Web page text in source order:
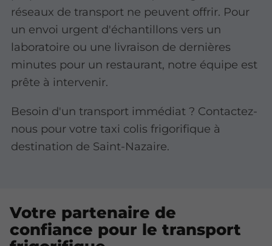
réseaux de transport ne peuvent offrir. Pour
un envoi urgent d'échantillons vers un
laboratoire ou une livraison de dernières
minutes pour un restaurant, notre équipe est
prête à intervenir.
Besoin d'un transport immédiat ? Contactez-
nous pour votre taxi colis frigorifique à
destination de Saint-Nazaire.
Votre partenaire de
confiance pour le transport